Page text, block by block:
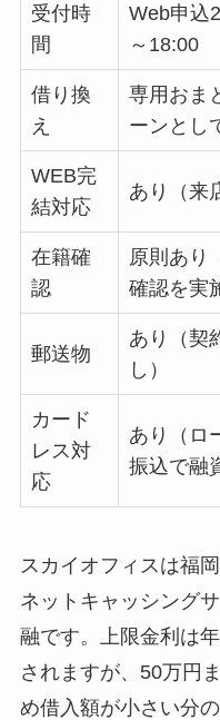
受付時
間
Web申込
～18:00
借り換
え
専用おま
ーンとし
WEB完
結対応
あり（来
在籍確
認
原則あり
確認を実
郵送物
あり（契
し）
カード
レス対
応
あり（ロ
振込で融
スカイオフィスは福
ネットキャッシング
融です。上限金利は
されますが、50万円
め借入額が小さい分